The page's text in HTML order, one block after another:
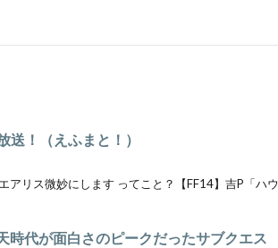
送！（えふまと！）
アリス微妙にします ってこと？【FF14】吉P「ハウ
時代が面白さのピークだったサブクエス